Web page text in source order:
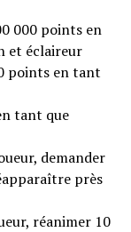
000 points en
et éclaireur
points en tant
tant que
demander
près
réanimer 10